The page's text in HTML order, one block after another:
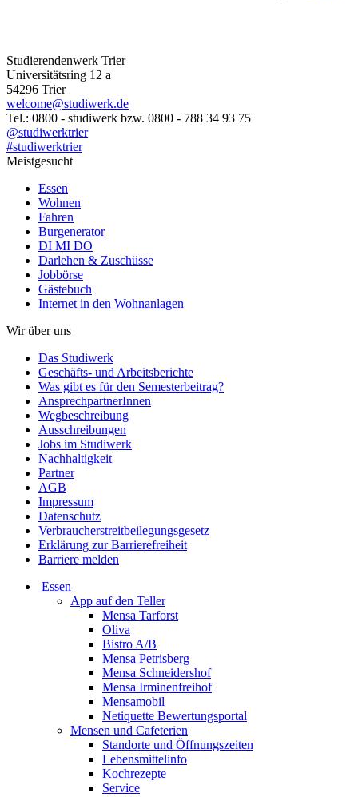
Studierendenwerk Trier
Universitätsring 12 a
54296 Trier
welcome@studiwerk.de
Tel.: 0800 - studiwerk bzw. 0800 - 788 34 93 75
@studiwerktrier
#studiwerktrier
Meistgesucht
Essen
Wohnen
Fahren
Burgenerator
DI MI DO
Darlehen & Zuschüsse
Jobbörse
Gästebuch
Internet in den Wohnanlagen
Wir über uns
Das Studiwerk
Geschäfts- und Arbeitsberichte
Was gibt es für den Semesterbeitrag?
AnsprechpartnerInnen
Wegbeschreibung
Ausschreibungen
Jobs im Studiwerk
Nachhaltigkeit
Partner
AGB
Impressum
Datenschutz
Verbraucherstreitbeilegungsgesetz
Erklärung zur Barrierefreiheit
Barriere melden
Essen
App auf den Teller
Mensa Tarforst
Oliva
Bistro A/B
Mensa Petrisberg
Mensa Schneidershof
Mensa Irminenfreihof
Mensamobil
Netiquette Bewertungsportal
Mensen und Cafeterien
Standorte und Öffnungszeiten
Lebensmittelinfo
Kochrezepte
Service